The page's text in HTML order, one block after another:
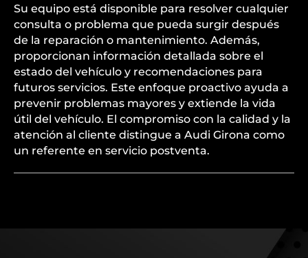
Su equipo está disponible para resolver cualquier
consulta o problema que pueda surgir después
de la reparación o mantenimiento. Además,
proporcionan información detallada sobre el
estado del vehículo y recomendaciones para
futuros servicios. Este enfoque proactivo ayuda a
prevenir problemas mayores y extiende la vida
útil del vehículo. El compromiso con la calidad y la
atención al cliente distingue a Audi Girona como
un referente en servicio postventa.